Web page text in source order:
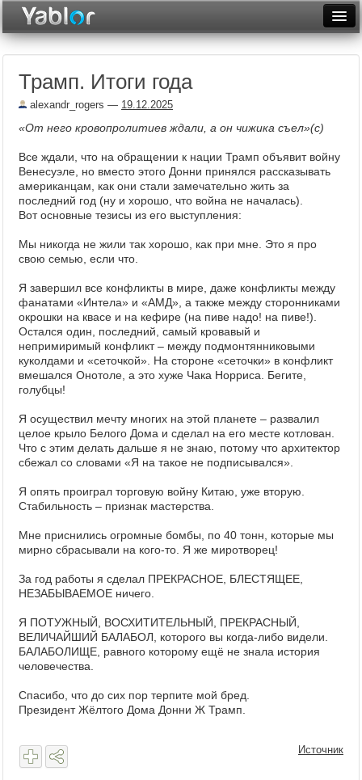
Неделя
Месяц
Архив
Фототоп
Видеотоп
Трамп. Итоги года
alexandr_rogers — 19.12.2025
«От него кровопролитиев ждали, а он чижика съел»(с)
Все ждали, что на обращении к нации Трамп объявит войну
Венесуэле, но вместо этого Донни принялся рассказывать
американцам, как они стали замечательно жить за
последний год (ну и хорошо, что война не началась).
Вот основные тезисы из его выступления:
Мы никогда не жили так хорошо, как при мне. Это я про
свою семью, если что.
Я завершил все конфликты в мире, даже конфликты между
фанатами «Интела» и «АМД», а также между сторонниками
окрошки на квасе и на кефире (на пиве надо! на пиве!).
Остался один, последний, самый кровавый и
непримиримый конфликт – между подмонтянниковыми
куколдами и «сеточкой». На стороне «сеточки» в конфликт
вмешался Онотоле, а это хуже Чака Норриса. Бегите,
голубцы!
Я осуществил мечту многих на этой планете – развалил
целое крыло Белого Дома и сделал на его месте котлован.
Что с этим делать дальше я не знаю, потому что архитектор
сбежал со словами «Я на такое не подписывался».
Я опять проиграл торговую войну Китаю, уже вторую.
Стабильность – признак мастерства.
Мне приснились огромные бомбы, по 40 тонн, которые мы
мирно сбрасывали на кого-то. Я же миротворец!
За год работы я сделал ПРЕКРАСНОЕ, БЛЕСТЯЩЕЕ,
НЕЗАБЫВАЕМОЕ ничего.
Я ПОТУЖНЫЙ, ВОСХИТИТЕЛЬНЫЙ, ПРЕКРАСНЫЙ,
ВЕЛИЧАЙШИЙ БАЛАБОЛ, которого вы когда-либо видели.
БАЛАБОЛИЩЕ, равного которому ещё не знала история
человечества.
Спасибо, что до сих пор терпите мой бред.
Президент Жёлтого Дома Донни Ж Трамп.
Источник